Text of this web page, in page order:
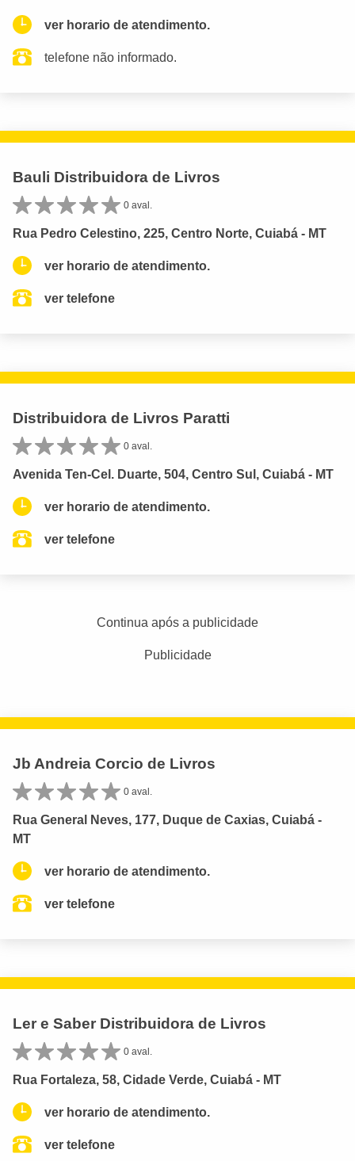
ver horario de atendimento.
telefone não informado.
Bauli Distribuidora de Livros
0 aval.
Rua Pedro Celestino, 225, Centro Norte, Cuiabá - MT
ver horario de atendimento.
ver telefone
Distribuidora de Livros Paratti
0 aval.
Avenida Ten-Cel. Duarte, 504, Centro Sul, Cuiabá - MT
ver horario de atendimento.
ver telefone
Continua após a publicidade
Publicidade
Jb Andreia Corcio de Livros
0 aval.
Rua General Neves, 177, Duque de Caxias, Cuiabá -
MT
ver horario de atendimento.
ver telefone
Ler e Saber Distribuidora de Livros
0 aval.
Rua Fortaleza, 58, Cidade Verde, Cuiabá - MT
ver horario de atendimento.
ver telefone